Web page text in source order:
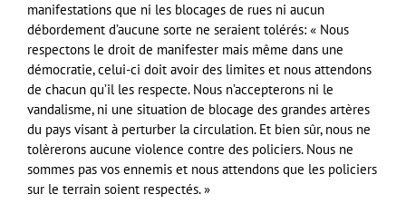
manifestations que ni les blocages de rues ni aucun
débordement d’aucune sorte ne seraient tolérés: « Nous
respectons le droit de manifester mais même dans une
démocratie, celui-ci doit avoir des limites et nous attendons
de chacun qu’il les respecte. Nous n’accepterons ni le
vandalisme, ni une situation de blocage des grandes artères
du pays visant à perturber la circulation. Et bien sûr, nous ne
tolèrerons aucune violence contre des policiers. Nous ne
sommes pas vos ennemis et nous attendons que les policiers
sur le terrain soient respectés. »